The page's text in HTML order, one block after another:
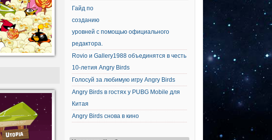
Гайд по
созданию
уровней с помощью официального
редактора.
Rovio и Gallery1988 объединятся в честь
10-летия Angry Birds
Голосуй за любимую игру Angry Birds
Angry Birds в гостях у PUBG Mobile для
Китая
Angry Birds снова в кино